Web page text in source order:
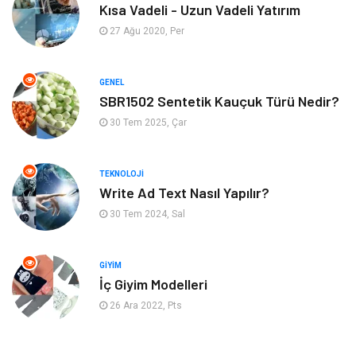
Eğitim Kurumları Tatil
Aksesuar Eğlence
Güzellik
Maden ve Metal
Bahçe Ev
Nakliyat
Endüstriyel Ürünler
Kısa Vadeli - Uzun Vadeli Yatırım
27 Ağu 2020, Per
GENEL
SBR1502 Sentetik Kauçuk Türü Nedir?
30 Tem 2025, Çar
TEKNOLOJI
Write Ad Text Nasıl Yapılır?
30 Tem 2024, Sal
GIYIM
İç Giyim Modelleri
26 Ara 2022, Pts